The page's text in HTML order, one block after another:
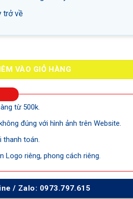
trở về
số lượng
VÀO GIỎ HÀNG
từ 500k.
đúng với hình ảnh trên Website.
thanh toán.
Logo riêng, phong cách riêng.
/ Zalo: 0973.797.615